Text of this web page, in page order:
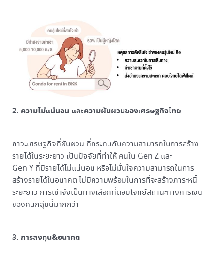
2. ความไม่แน่นอน และความผันผวนของเศรษฐกิจไทย
ภาวะเศรษฐกิจที่ผันผวน ที่กระทบกับความสามารถในการสร้าง
รายได้ในระยะยาว เป็นปัจจัยที่ทำให้ คนใน Gen Z และ
Gen Y ที่มีรายได้ไม่แน่นอน หรือไม่มั่นใจความสามารถในการ
สร้างรายได้ในอนาคต ไม่มีความพร้อมในการที่จะสร้างภาระหนี้
ระยะยาว การเช่าจึงเป็นทางเลือกที่ตอบโจทย์สถานะทางการเงิน
ของคนกลุ่มนี้มากกว่า
3. การลงทุน&อนาคต